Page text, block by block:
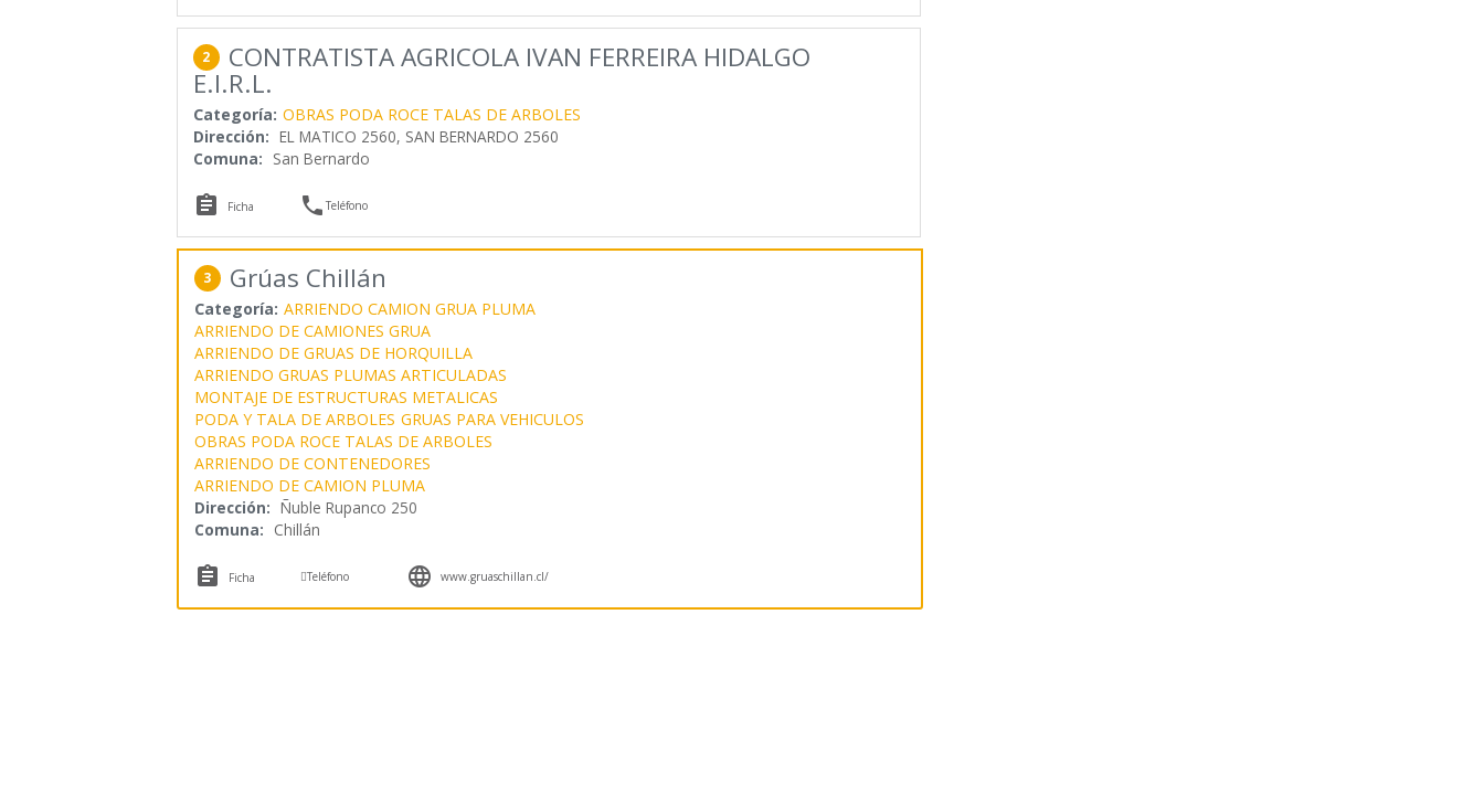
2 CONTRATISTA AGRICOLA IVAN FERREIRA HIDALGO
E.I.R.L.
Categoría: OBRAS PODA ROCE TALAS DE ARBOLES
Dirección: EL MATICO 2560, SAN BERNARDO 2560
Comuna: San Bernardo
 Ficha Teléfono
3 Grúas Chillán
Categoría: ARRIENDO CAMION GRUA PLUMA
ARRIENDO DE CAMIONES GRUA
ARRIENDO DE GRUAS DE HORQUILLA
ARRIENDO GRUAS PLUMAS ARTICULADAS
MONTAJE DE ESTRUCTURAS METALICAS
PODA Y TALA DE ARBOLES GRUAS PARA VEHICULOS
OBRAS PODA ROCE TALAS DE ARBOLES
ARRIENDO DE CONTENEDORES
ARRIENDO DE CAMION PLUMA
Dirección: Ñuble Rupanco 250
Comuna: Chillán
 Ficha Teléfono  www.gruaschillan.cl/